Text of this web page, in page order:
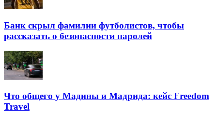
Банк скрыл фамилии футболистов, чтобы
рассказать о безопасности паролей
Что общего у Мадины и Мадрида: кейс Freedom
Travel